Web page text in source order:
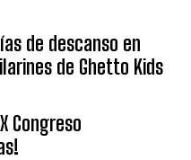
de descanso en
de Ghetto Kids
Congreso